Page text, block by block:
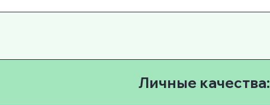
Личные качества: